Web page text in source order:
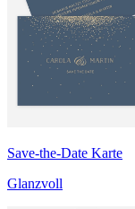
Save-the-Date Karte
Glanzvoll